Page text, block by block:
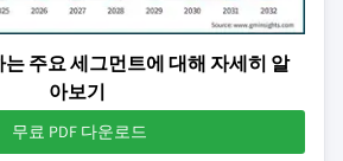
주요 세그먼트에 대해 자세히 알
아보기
무료 PDF 다운로드